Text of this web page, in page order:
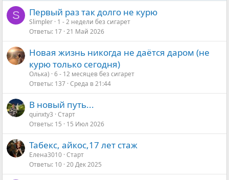
S Первый раз так долго не курю
Slimpler 1 - 2 недели без сигарет
Ответы 17 21 Май 2026
Новая жизнь никогда не даётся даром (не
курю только сегодня)
Олька) 6 - 12 месяцев без сигарет
Ответы 137 Среда в 21:44
В новый путь...
quinxty3 Старт
Ответы 15 15 Июл 2026
Табекс, айкос,17 лет стаж
Елена3010 Старт
Ответы 10 20 Дек 2025